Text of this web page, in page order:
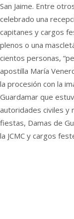
San Jaime. Entre
celebrado una
capitanes y cargos
plenos o una
cientos personas,
apostilla María
la procesión con la
Guardamar que
autoridades civiles y
fiestas, Damas de
la JCMC y cargos